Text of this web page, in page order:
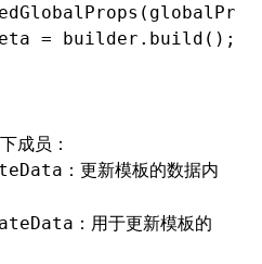
= builder . build ();
成员：
：更新模板的数据内
：用于更新模板的